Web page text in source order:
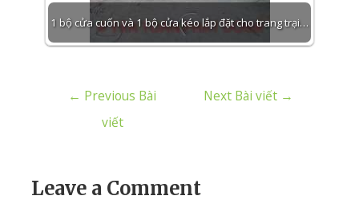
1 bộ cửa cuốn và 1 bộ cửa kéo lắp đặt cho trang trại…
← Previous Bài
viết
Next Bài viết →
Leave a Comment